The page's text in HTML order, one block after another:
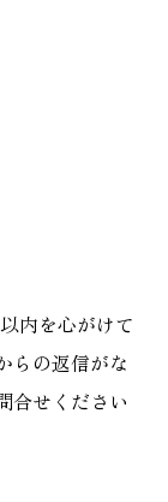
内を心がけて
らの返信がな
合せください